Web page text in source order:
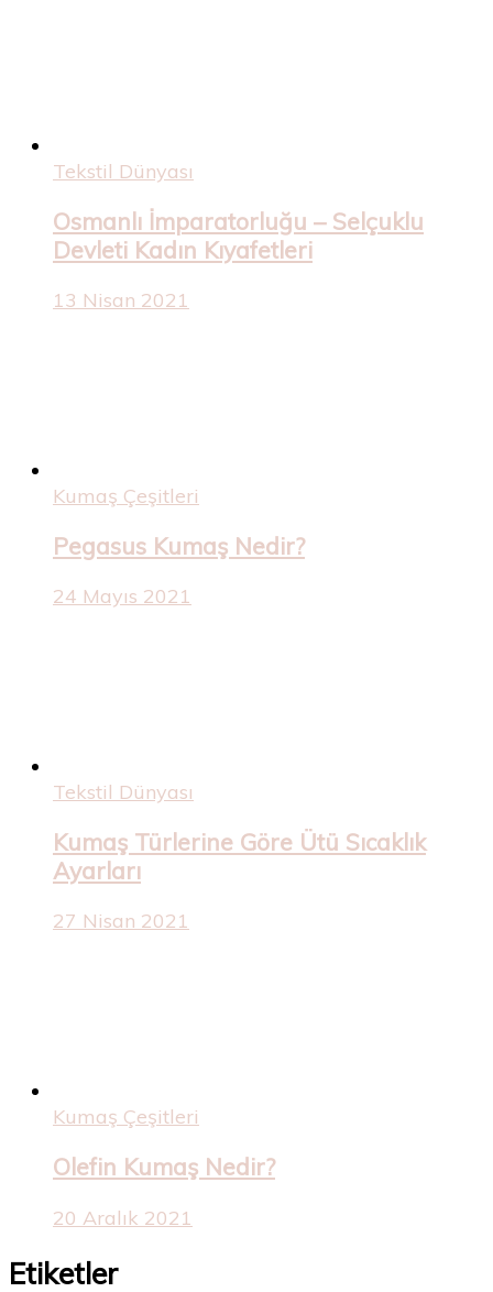
Tekstil Dünyası
Osmanlı İmparatorluğu – Selçuklu
Devleti Kadın Kıyafetleri
13 Nisan 2021
Kumaş Çeşitleri
Pegasus Kumaş Nedir?
24 Mayıs 2021
Tekstil Dünyası
Kumaş Türlerine Göre Ütü Sıcaklık
Ayarları
27 Nisan 2021
Kumaş Çeşitleri
Olefin Kumaş Nedir?
20 Aralık 2021
Etiketler